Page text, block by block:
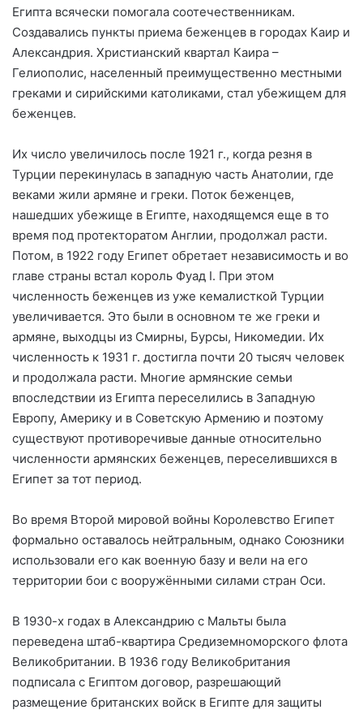
Египта всячески помогала соотечественникам.
Создавались пункты приема беженцев в городах Каир и
Александрия. Христианский квартал Каира –
Гелиополис, населенный преимущественно местными
греками и сирийскими католиками, стал убежищем для
беженцев.
Их число увеличилось после 1921 г., когда резня в
Турции перекинулась в западную часть Анатолии, где
веками жили армяне и греки. Поток беженцев,
нашедших убежище в Египте, находящемся еще в то
время под протекторатом Англии, продолжал расти.
Потом, в 1922 году Египет обретает независимость и во
главе страны встал король Фуад I. При этом
численность беженцев из уже кемалисткой Турции
увеличивается. Это были в основном те же греки и
армяне, выходцы из Смирны, Бурсы, Никомедии. Их
численность к 1931 г. достигла почти 20 тысяч человек
и продолжала расти. Многие армянские семьи
впоследствии из Египта переселились в Западную
Европу, Америку и в Советскую Армению и поэтому
существуют противоречивые данные относительно
численности армянских беженцев, переселившихся в
Египет за тот период.
Во время Второй мировой войны Королевство Египет
формально оставалось нейтральным, однако Союзники
использовали его как военную базу и вели на его
территории бои с вооружёнными силами стран Оси.
В 1930-х годах в Александрию с Мальты была
переведена штаб-квартира Средиземноморского флота
Великобритании. В 1936 году Великобритания
подписала с Египтом договор, разрешающий
размещение британских войск в Египте для защиты